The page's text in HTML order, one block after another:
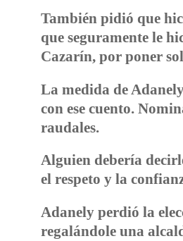
También pidió que
que seguramente le
Cazarín, por poner
La medida de
con ese cuento.
raudales.
Alguien debería
el respeto y la
Adanely perdió la
regalándole una